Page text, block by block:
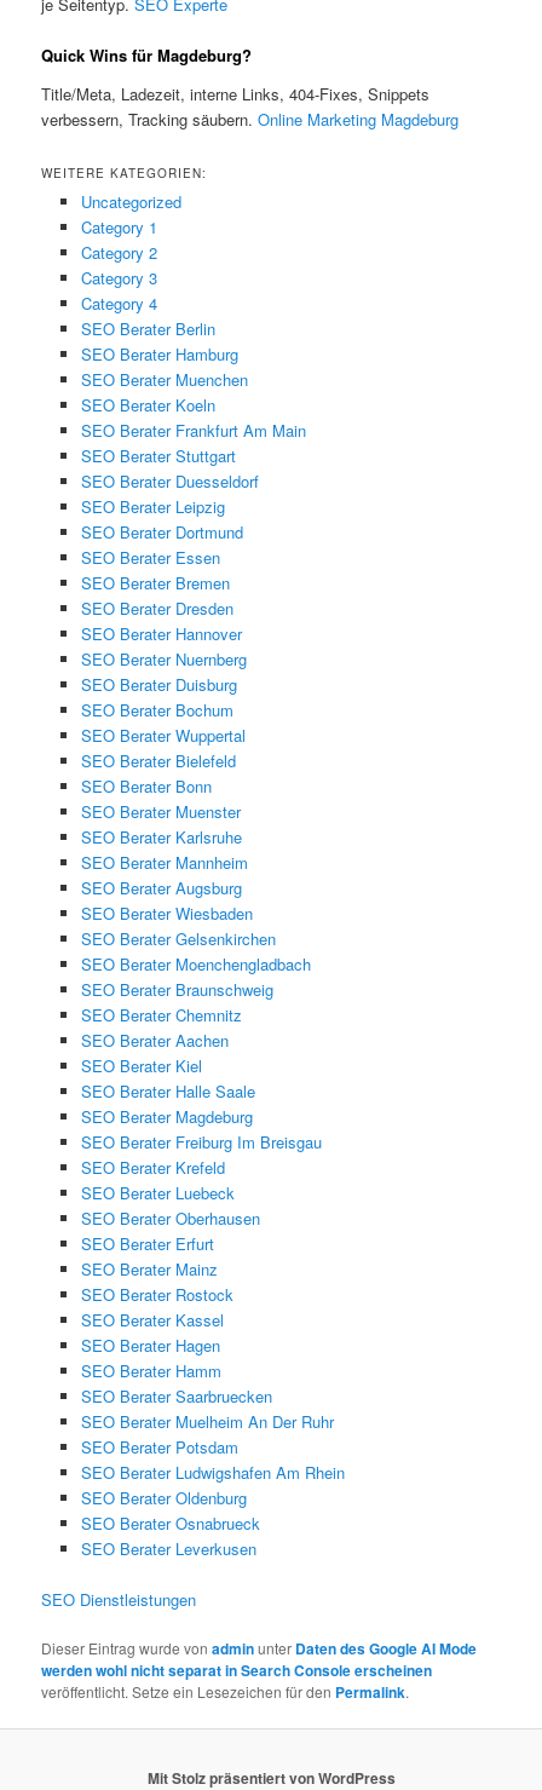
Quick Wins für Magdeburg?
Title/Meta, Ladezeit, interne Links, 404-Fixes, Snippets
verbessern, Tracking säubern.Online Marketing Magdeburg
WEITERE KATEGORIEN:
Uncategorized
Category 1
Category 2
Category 3
Category 4
SEO Berater Berlin
SEO Berater Hamburg
SEO Berater Muenchen
SEO Berater Koeln
SEO Berater Frankfurt Am Main
SEO Berater Stuttgart
SEO Berater Duesseldorf
SEO Berater Leipzig
SEO Berater Dortmund
SEO Berater Essen
SEO Berater Bremen
SEO Berater Dresden
SEO Berater Hannover
SEO Berater Nuernberg
SEO Berater Duisburg
SEO Berater Bochum
SEO Berater Wuppertal
SEO Berater Bielefeld
SEO Berater Bonn
SEO Berater Muenster
SEO Berater Karlsruhe
SEO Berater Mannheim
SEO Berater Augsburg
SEO Berater Wiesbaden
SEO Berater Gelsenkirchen
SEO Berater Moenchengladbach
SEO Berater Braunschweig
SEO Berater Chemnitz
SEO Berater Aachen
SEO Berater Kiel
SEO Berater Halle Saale
SEO Berater Magdeburg
SEO Berater Freiburg Im Breisgau
SEO Berater Krefeld
SEO Berater Luebeck
SEO Berater Oberhausen
SEO Berater Erfurt
SEO Berater Mainz
SEO Berater Rostock
SEO Berater Kassel
SEO Berater Hagen
SEO Berater Hamm
SEO Berater Saarbruecken
SEO Berater Muelheim An Der Ruhr
SEO Berater Potsdam
SEO Berater Ludwigshafen Am Rhein
SEO Berater Oldenburg
SEO Berater Osnabrueck
SEO Berater Leverkusen
SEO Dienstleistungen
Dieser Eintrag wurde vonadminunter Daten des Google AI Mode
werden wohl nicht separat in Search Console erscheinen
veröffentlicht. Setze ein Lesezeichen für den Permalink.
Mit Stolz präsentiert von WordPress